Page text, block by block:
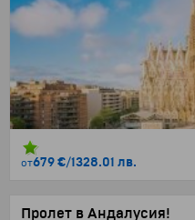
от679 €/1328.01 лв.
Пролет в Андалусия!